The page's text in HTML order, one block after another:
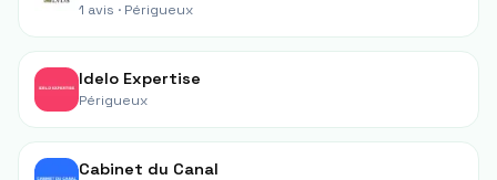
1 avis · Périgueux
Idelo Expertise
Périgueux
Cabinet du Canal